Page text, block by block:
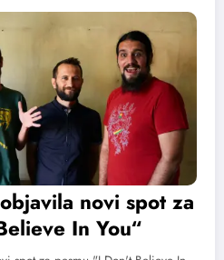
novi spot za
In You“